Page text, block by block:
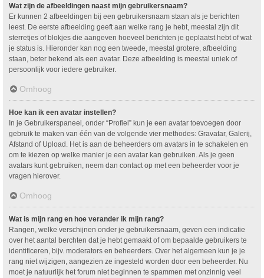
Wat zijn de afbeeldingen naast mijn gebruikersnaam?
Er kunnen 2 afbeeldingen bij een gebruikersnaam staan als je berichten
leest. De eerste afbeelding geeft aan welke rang je hebt, meestal zijn dit
sterretjes of blokjes die aangeven hoeveel berichten je geplaatst hebt of wat
je status is. Hieronder kan nog een tweede, meestal grotere, afbeelding
staan, beter bekend als een avatar. Deze afbeelding is meestal uniek of
persoonlijk voor iedere gebruiker.
Omhoog
Hoe kan ik een avatar instellen?
In je Gebruikerspaneel, onder “Profiel” kun je een avatar toevoegen door
gebruik te maken van één van de volgende vier methodes: Gravatar, Galerij,
Afstand of Upload. Het is aan de beheerders om avatars in te schakelen en
om te kiezen op welke manier je een avatar kan gebruiken. Als je geen
avatars kunt gebruiken, neem dan contact op met een beheerder voor je
vragen hierover.
Omhoog
Wat is mijn rang en hoe verander ik mijn rang?
Rangen, welke verschijnen onder je gebruikersnaam, geven een indicatie
over het aantal berchten dat je hebt gemaakt of om bepaalde gebruikers te
identificeren, bijv. moderators en beheerders. Over het algemeen kun je je
rang niet wijzigen, aangezien ze ingesteld worden door een beheerder. Nu
moet je natuurlijk het forum niet beginnen te spammen met onzinnig veel